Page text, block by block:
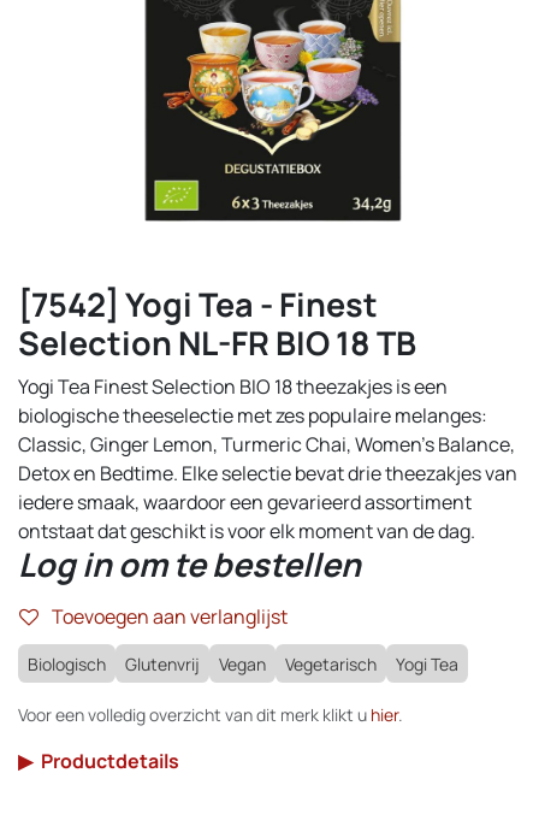
[7542] Yogi Tea - Finest
Selection NL-FR BIO 18 TB
Yogi Tea Finest Selection BIO 18 theezakjes is een
biologische theeselectie met zes populaire melanges:
Classic, Ginger Lemon, Turmeric Chai, Women’s Balance,
Detox en Bedtime. Elke selectie bevat drie theezakjes van
iedere smaak, waardoor een gevarieerd assortiment
ontstaat dat geschikt is voor elk moment van de dag.
Log in om te bestellen
Toevoegen aan verlanglijst
Biologisch Glutenvrij Vegan Vegetarisch Yogi Tea
Voor een volledig overzicht van dit merk klikt u hier.
▶ Productdetails